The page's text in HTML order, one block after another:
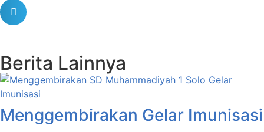
Berita Lainnya
Menggembirakan Gelar Imunisasi